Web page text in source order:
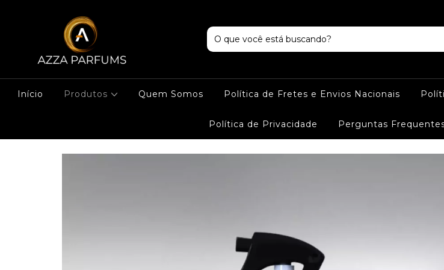
Início Produtos Quem Somos Política de Fretes e Envios Nacionais
Política de Privacidade Perguntas